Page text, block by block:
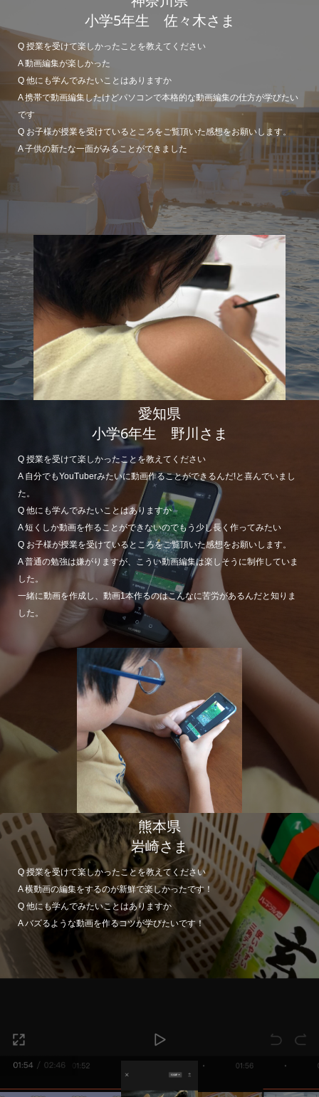
小学5年生 佐々木さま
Q 授業を受けて楽しかったことを教えてください
A 動画編集が楽しかった
Q 他にも学んでみたいことはありますか
A 携帯で動画編集したけどパソコンで本格的な動画編集の仕方が学びたい
です
Q お子様が授業を受けているところをご覧頂いた感想をお願いします。
A 子供の新たな一面がみることができました
愛知県
小学6年生 野川さま
Q 授業を受けて楽しかったことを教えてください
A 自分でもYouTuberみたいに動画作ることができるんだ!と喜んでいまし
た。
Q 他にも学んでみたいことはありますか
A 短くしか動画を作ることができないのでもう少し長く作ってみたい
Q お子様が授業を受けているところをご覧頂いた感想をお願いします。
A 普通の勉強は嫌がりますが、こうい動画編集は楽しそうに制作していま
した。
一緒に動画を作成し、動画1本作るのはこんなに苦労があるんだと知りま
した。
熊本県
岩崎さま
Q 授業を受けて楽しかったことを教えてください
A 横動画の編集をするのが新鮮で楽しかったです！
Q 他にも学んでみたいことはありますか
A バズるような動画を作るコツが学びたいです！